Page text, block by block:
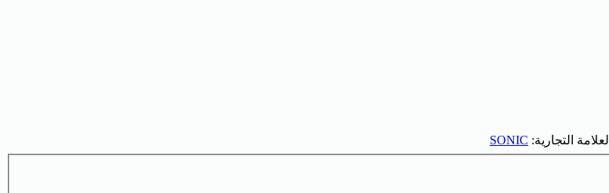
العلامة التجارية: SONIC